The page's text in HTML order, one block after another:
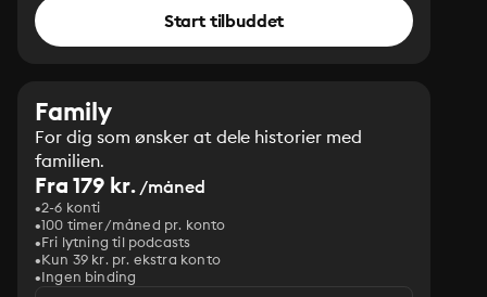
Start tilbuddet
Family
For dig som ønsker at dele historier med
familien.
Fra 179 kr./måned
2-6 konti
100 timer/måned pr. konto
Fri lytning til podcasts
Kun 39 kr. pr. ekstra konto
Ingen binding